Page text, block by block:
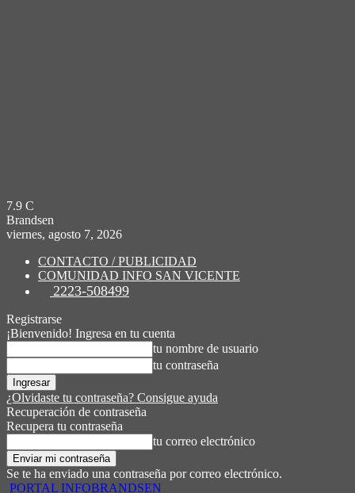
7.9 C
Brandsen
viernes, agosto 7, 2026
CONTACTO / PUBLICIDAD
COMUNIDAD INFO SAN VICENTE
2223-508499
Registrarse
¡Bienvenido! Ingresa en tu cuenta
tu nombre de usuario
tu contraseña
¿Olvidaste tu contraseña? Consigue ayuda
Recuperación de contraseña
Recupera tu contraseña
tu correo electrónico
Se te ha enviado una contraseña por correo electrónico.
PORTAL INFOBRANDSEN